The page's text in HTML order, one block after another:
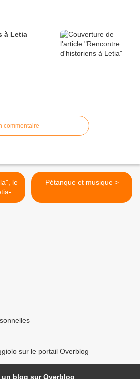
à Letia
commentaire
le 20
Pétanque et musique >
sur le portail Overblog
un blog sur Overblog